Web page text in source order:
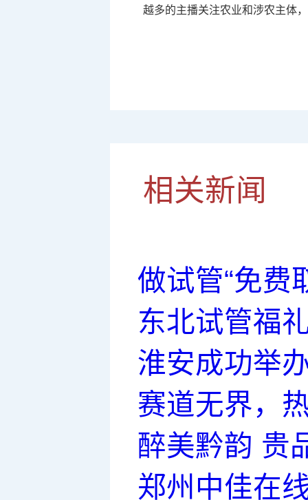
越多的主播关注农业和涉农主体
相关新闻
做试管“免费
东北试管福
淮安成功举
赛道无界，
醉美黔韵 贵
郑州中佳在